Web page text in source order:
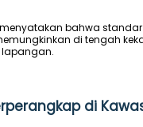
bahwa
di tengah
lapangan.
di